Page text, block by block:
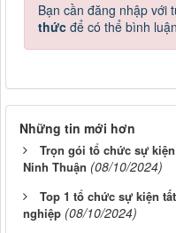
Bạn cần đăng nhập với
thức để có thể bình luận
Những tin mới hơn
Trọn gói tổ chức sự
Ninh Thuận (08/10/2024)
Top 1 tổ chức sự kiện
nghiệp (08/10/2024)